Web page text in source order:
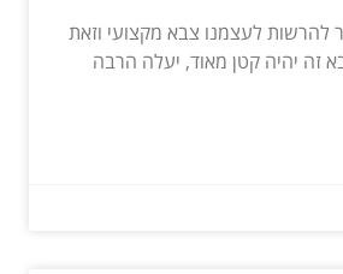
להרשות לעצמנו צבא מקצועי וזאת
זה יהיה קטן מאוד, יעלה הרבה